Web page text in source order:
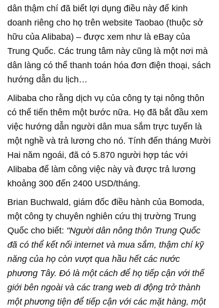
dân thậm chí đã biết lợi dụng điều này để kinh
doanh riêng cho họ trên website Taobao (thuộc sở
hữu của Alibaba) – được xem như là eBay của
Trung Quốc. Các trung tâm này cũng là một nơi mà
dân làng có thể thanh toán hóa đơn điện thoại, sách
hướng dẫn du lịch…
Alibaba cho rằng dịch vụ của công ty tại nông thôn
có thể tiến thêm một bước nữa. Họ đã bắt đầu xem
việc hướng dẫn người dân mua sắm trực tuyến là
một nghề và trả lương cho nó. Tính đến tháng Mười
Hai năm ngoái, đã có 5.870 người hợp tác với
Alibaba để làm công việc này và được trả lương
khoảng 300 đến 2400 USD/tháng.
Brian Buchwald, giám đốc điều hành của Bomoda,
một công ty chuyên nghiên cứu thị trường Trung
Quốc cho biết: "Người dân nông thôn Trung Quốc
đã có thể kết nối internet và mua sắm, thậm chí kỹ
năng của họ còn vượt qua hầu hết các nước
phương Tây. Đó là một cách để họ tiếp cận với thế
giới bên ngoài và các trang web di động trở thành
một phương tiện để tiếp cận với các mặt hàng, một